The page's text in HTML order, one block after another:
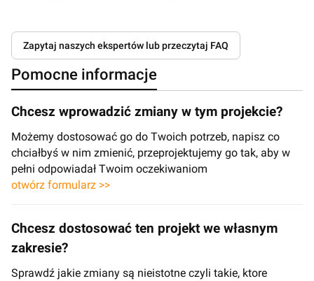
Zapytaj naszych ekspertów lub przeczytaj FAQ
Pomocne informacje
Chcesz wprowadzić zmiany w tym projekcie?
Możemy dostosować go do Twoich potrzeb, napisz co
chciałbyś w nim zmienić, przeprojektujemy go tak, aby w
pełni odpowiadał Twoim oczekiwaniom
otwórz formularz >>
Chcesz dostosować ten projekt we własnym
zakresie?
Sprawdź jakie zmiany są nieistotne czyli takie, ktore